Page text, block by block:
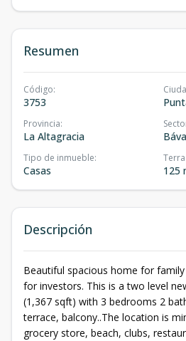
Resumen
Código:
3753
Provincia:
La Altagracia
Tipo de inmueble:
Casas 125
Descripción
Beautiful spacious home for
for investors. This is a two level
(1,367 sqft) with 3 bedrooms 2
terrace, balcony..The location is
grocery store, beach, clubs,